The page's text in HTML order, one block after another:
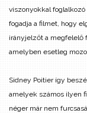
viszonyokkal
fogadja a filmet, hogy
irányjelzőt a megfelelő
amelyben esetleg
Sidney Poitier így
amelyek számos ilyen
néger már nem